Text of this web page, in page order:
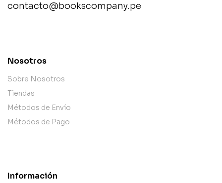
contacto@bookscompany.pe
Nosotros
Sobre Nosotros
Tiendas
Métodos de Envío
Métodos de Pago
Información